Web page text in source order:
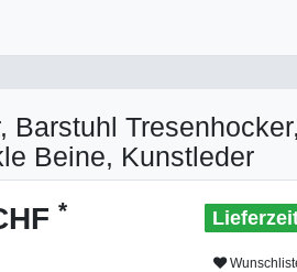
Barstuhl
Beine, Kunstleder
*